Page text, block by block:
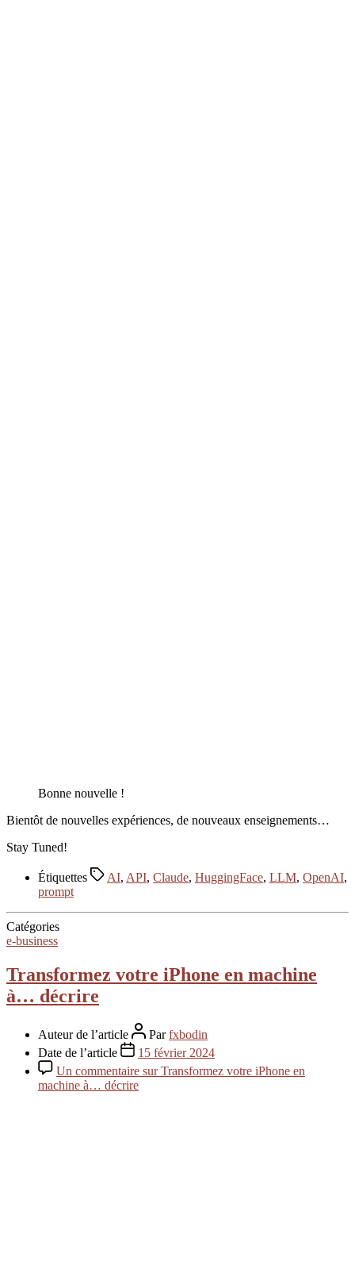
Bonne nouvelle !
Bientôt de nouvelles expériences, de nouveaux enseignements…
Stay Tuned!
Étiquettes AI, API, Claude, HuggingFace, LLM, OpenAI,
prompt
Catégories
e-business
Transformez votre iPhone en machine
à… décrire
Auteur de l’article Parfxbodin
Date de l’article
15 février 2024
Un commentaire sur Transformez votre iPhone en
machine à… décrire